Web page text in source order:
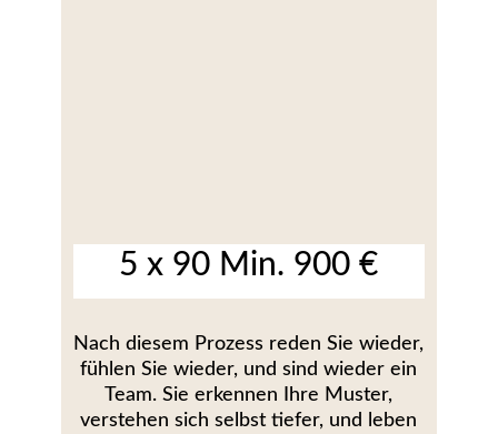
5 x 90 Min. 900 €
Nach diesem Prozess reden Sie wieder,
fühlen Sie wieder, und sind wieder ein
Team. Sie erkennen Ihre Muster,
verstehen sich selbst tiefer, und leben